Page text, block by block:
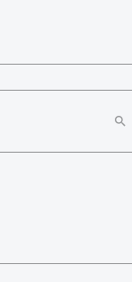
search